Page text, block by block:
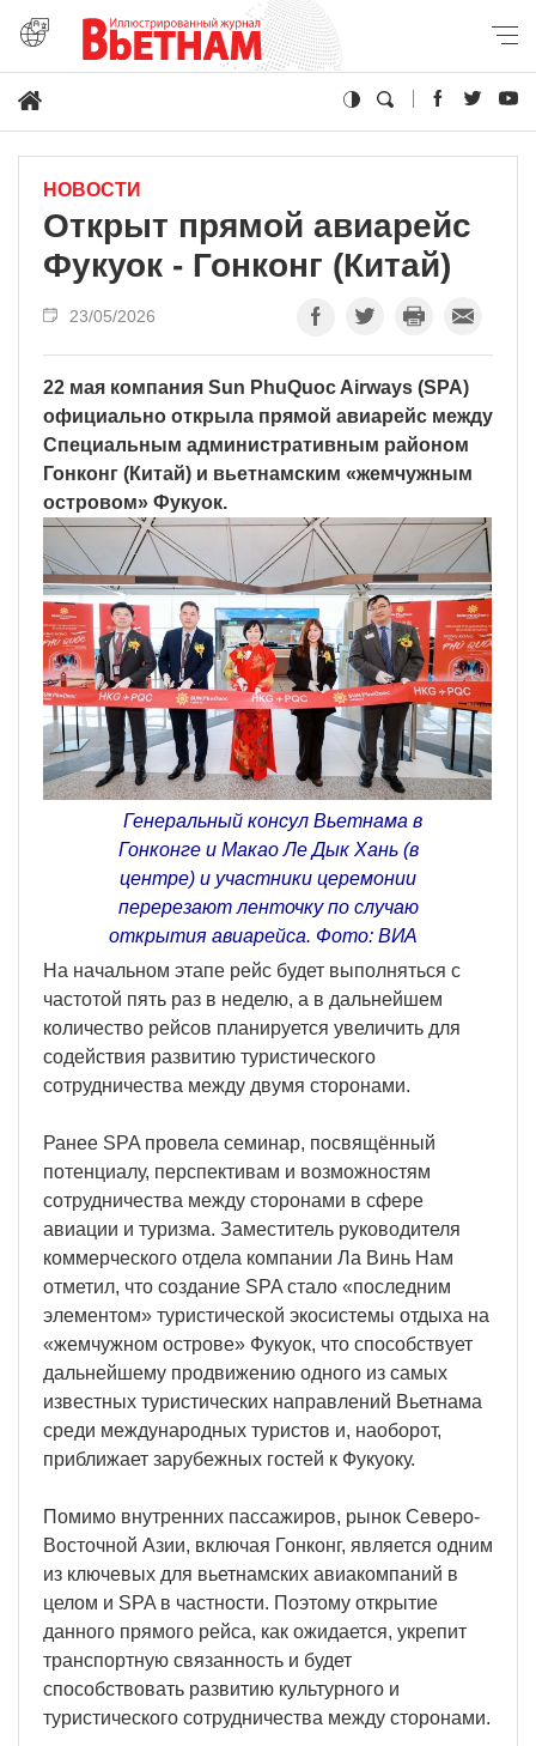
НОВОСТИ
Открыт прямой авиарейс
Фукуок - Гонконг (Китай)
23/05/2026
22 мая компания Sun PhuQuoc Airways (SPA)
официально открыла прямой авиарейс между
Специальным административным районом
Гонконг (Китай) и вьетнамским «жемчужным
островом» Фукуок.
Генеральный консул Вьетнама в
Гонконге и Макао Ле Дык Хань (в
центре) и участники церемонии
перерезают ленточку по случаю
открытия авиарейса. Фото: ВИА
На начальном этапе рейс будет выполняться с
частотой пять раз в неделю, а в дальнейшем
количество рейсов планируется увеличить для
содействия развитию туристического
сотрудничества между двумя сторонами.
Ранее SPA провела семинар, посвящённый
потенциалу, перспективам и возможностям
сотрудничества между сторонами в сфере
авиации и туризма. Заместитель руководителя
коммерческого отдела компании Ла Винь Нам
отметил, что создание SPA стало «последним
элементом» туристической экосистемы отдыха на
«жемчужном острове» Фукуок, что способствует
дальнейшему продвижению одного из самых
известных туристических направлений Вьетнама
среди международных туристов и, наоборот,
приближает зарубежных гостей к Фукуоку.
Помимо внутренних пассажиров, рынок Северо-
Восточной Азии, включая Гонконг, является одним
из ключевых для вьетнамских авиакомпаний в
целом и SPA в частности. Поэтому открытие
данного прямого рейса, как ожидается, укрепит
транспортную связанность и будет
способствовать развитию культурного и
туристического сотрудничества между сторонами.